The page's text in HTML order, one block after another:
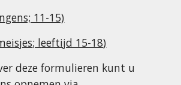
11-15)
; leeftijd 15-18)
deze formulieren kunt u